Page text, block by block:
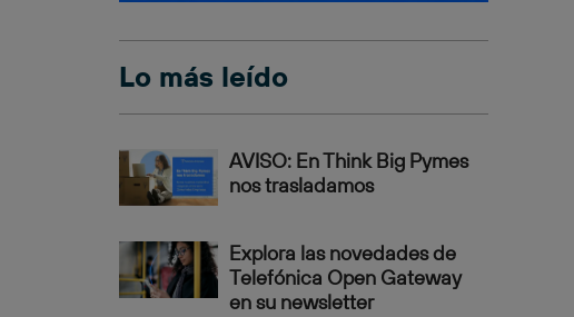
Lo más leído
AVISO: En Think Big Pymes
nos trasladamos
Explora las novedades de
Telefónica Open Gateway
en su newsletter